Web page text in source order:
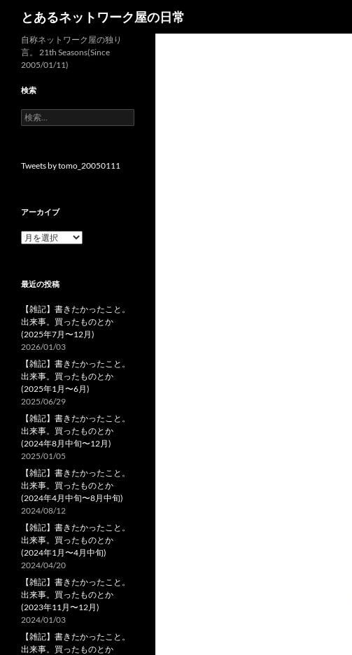
とあるネットワーク屋の日常
自称ネットワーク屋の独り
言。 21th Seasons(Since
2005/01/11)
検索
検
索:
Tweets by tomo_20050111
アーカイブ
ア
ブ
最近の投稿
【雑記】書きたかったこと。
出来事。買ったものとか
(2025年7月〜12月)
2026/01/03
【雑記】書きたかったこと。
出来事。買ったものとか
(2025年1月〜6月)
2025/06/29
【雑記】書きたかったこと。
出来事。買ったものとか
(2024年8月中旬〜12月)
2025/01/05
【雑記】書きたかったこと。
出来事。買ったものとか
(2024年4月中旬〜8月中旬)
2024/08/12
【雑記】書きたかったこと。
出来事。買ったものとか
(2024年1月〜4月中旬)
2024/04/20
【雑記】書きたかったこと。
出来事。買ったものとか
(2023年11月〜12月)
2024/01/03
【雑記】書きたかったこと。
出来事。買ったものとか